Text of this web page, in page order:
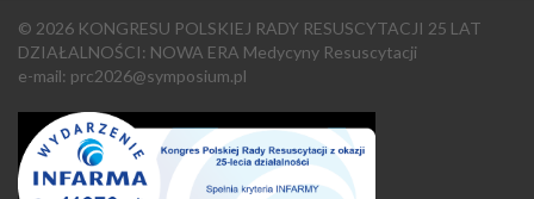
© 2026 KONGRESU POLSKIEJ RADY RESUSCYTACJI 25 LAT
DZIAŁALNOŚCI: NOWA ERA Medycyny Resuscytacji
e-mail: prc2026@symposium.pl